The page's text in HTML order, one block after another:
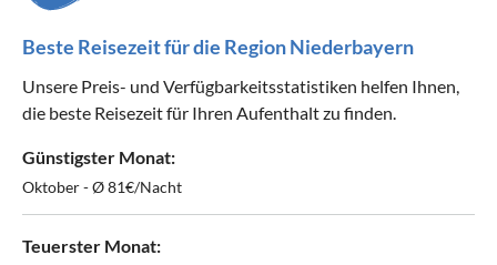
Beste Reisezeit für die Region Niederbayern
Unsere Preis- und Verfügbarkeitsstatistiken helfen Ihnen,
die beste Reisezeit für Ihren Aufenthalt zu finden.
Günstigster Monat:
Oktober - Ø 81€/Nacht
Teuerster Monat: